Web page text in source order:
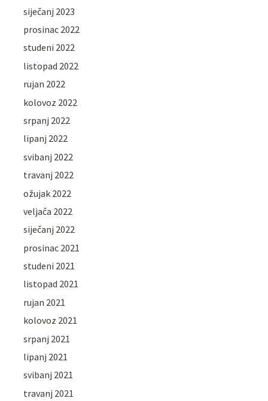
siječanj 2023
prosinac 2022
studeni 2022
listopad 2022
rujan 2022
kolovoz 2022
srpanj 2022
lipanj 2022
svibanj 2022
travanj 2022
ožujak 2022
veljača 2022
siječanj 2022
prosinac 2021
studeni 2021
listopad 2021
rujan 2021
kolovoz 2021
srpanj 2021
lipanj 2021
svibanj 2021
travanj 2021